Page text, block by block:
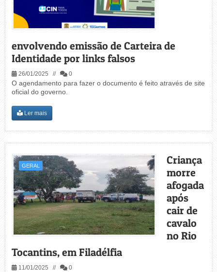
envolvendo emissão de Carteira de
Identidade por links falsos
26/01/2025 // 0
O agendamento para fazer o documento é feito através de site
oficial do governo.
Ler mais
GERAL
Criança
morre
afogada
após
cair de
cavalo
no Rio
Tocantins, em Filadélfia
11/01/2025 // 0